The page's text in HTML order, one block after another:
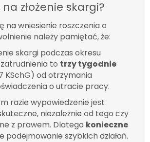
złożenie skargi?
na wniesienie roszczenia o
należy pamiętać, że:
skargi podczas okresu
to trzy tygodnie
KSchG) od otrzymania
o utracie pracy.
razie wypowiedzenie jest
niezależnie od tego czy
z prawem. Dlatego konieczne
podejmowanie szybkich działań.